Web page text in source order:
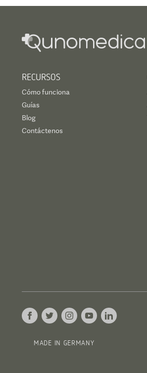
RECURSOS
Cómo funciona
Guías
Blog
Contáctenos
MADE IN GERMANY